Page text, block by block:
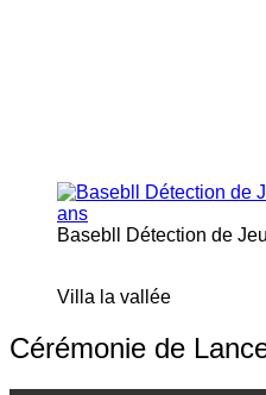
Basebll Détection de
Villa la vallée
Cérémonie de